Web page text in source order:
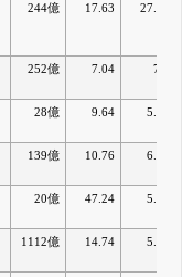
244億 17.63 27.34
252億 7.04 7.1
28億 9.64 5.72
139億 10.76 6.45
20億 47.24 5.78
1112億 14.74 5.82